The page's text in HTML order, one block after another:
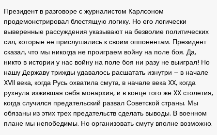
Президент в разговоре с журналистом Карлсоном
продемонстрировал блестящую логику. Но его логически
выверенные рассуждения указывают на безволие политических
сил, которые не прислушались к своим оппонентам. Президент
сказал, что мы никогда не проиграем войну на поле боя. Да,
никто в истории у нас войну на поле боя ни разу не выиграл! Но
нашу Державу трижды удавалось расшатать изнутри – в начале
XVII века, когда Русь охватила смута, в начале века XX, когда
рухнула изжившая себя монархия, и в конце того же XX столетия,
когда случился предательский развал Советской страны. Мы
обязаны из этих трех предательств сделать выводы. В военном
плане мы непобедимы. Но организовать смуту вполне возможно.